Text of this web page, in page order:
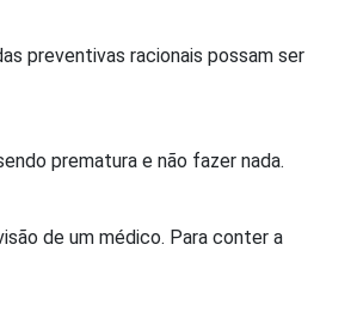
preventivas racionais possam ser
prematura e não fazer nada.
de um médico. Para conter a